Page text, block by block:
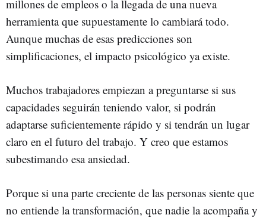
millones de empleos o la llegada de una nueva
herramienta que supuestamente lo cambiará todo.
Aunque muchas de esas predicciones son
simplificaciones, el impacto psicológico ya existe.
Muchos trabajadores empiezan a preguntarse si sus
capacidades seguirán teniendo valor, si podrán
adaptarse suficientemente rápido y si tendrán un lugar
claro en el futuro del trabajo. Y creo que estamos
subestimando esa ansiedad.
Porque si una parte creciente de las personas siente que
no entiende la transformación, que nadie la acompaña y